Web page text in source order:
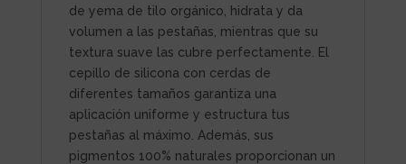
de yema de tilo orgánico, hidrata y da
volumen a las pestañas, mientras que su
textura suave las cubre perfectamente. El
cepillo de silicona con cerdas de
diferentes tamaños garantiza una
aplicación uniforme y estructura tus
pestañas al máximo. Además, sus
pigmentos 100% naturales proporcionan un